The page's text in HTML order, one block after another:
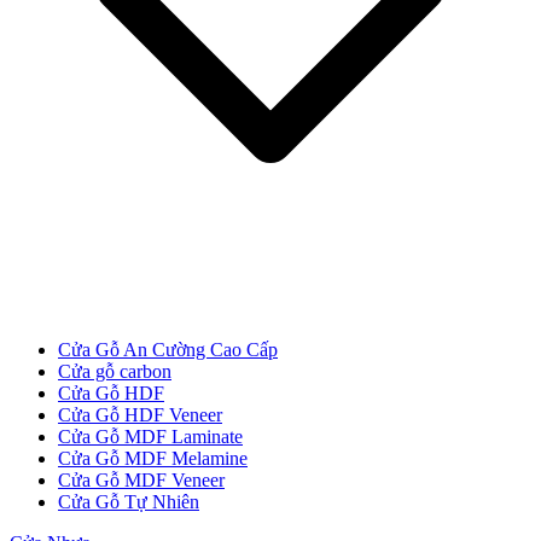
Cửa Gỗ Tự Nhiên
Cửa gỗ An Cường
Cửa Gỗ An Cường Cao Cấp
Cửa gỗ carbon
Cửa Gỗ HDF
Cửa Gỗ HDF Veneer
Cửa Gỗ MDF Laminate
Cửa Gỗ MDF Melamine
Cửa Gỗ MDF Veneer
Cửa Gỗ Tự Nhiên